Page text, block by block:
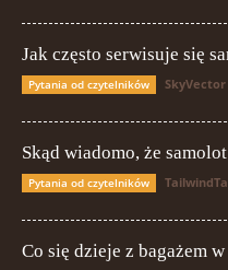
Jak często serwisuje się
Pytania od czytelników SkyVector
Skąd wiadomo, że
Pytania od czytelników
Co się dzieje z bagażem